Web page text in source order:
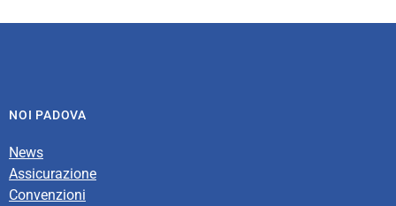
NOI PADOVA
News
Assicurazione
Convenzioni